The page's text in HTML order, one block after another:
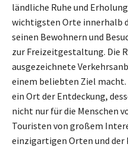
ländliche Ruhe und
wichtigsten Orte innerhalb
seinen Bewohnern und
zur Freizeitgestaltung. Die
ausgezeichnete
einem beliebten Ziel
ein Ort der Entdeckung,
nicht nur für die Menschen
Touristen von großem
einzigartigen Orten und